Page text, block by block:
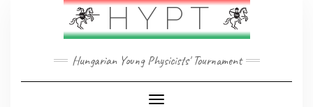
HYPT
Hungarian Young Physicists' Tournament
Toggle Navigation